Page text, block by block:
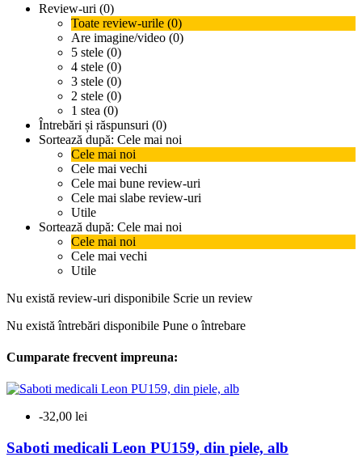
Review-uri (0)
Toate review-urile (0)
Are imagine/video (0)
5 stele (0)
4 stele (0)
3 stele (0)
2 stele (0)
1 stea (0)
Întrebări și răspunsuri (0)
Sortează după: Cele mai noi
Cele mai noi
Cele mai vechi
Cele mai bune review-uri
Cele mai slabe review-uri
Utile
Sortează după: Cele mai noi
Cele mai noi
Cele mai vechi
Utile
Nu există review-uri disponibile Scrie un review
Nu există întrebări disponibile Pune o întrebare
Cumparate frecvent impreuna:
-32,00 lei
Saboti medicali Leon PU159, din piele, alb